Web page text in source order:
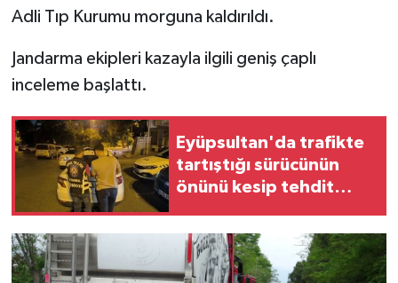
Adli Tıp Kurumu morguna kaldırıldı.
Jandarma ekipleri kazayla ilgili geniş çaplı
inceleme başlattı.
Eyüpsultan'da trafikte
tartıştığı sürücünün
önünü kesip tehdit
bin lira ceza